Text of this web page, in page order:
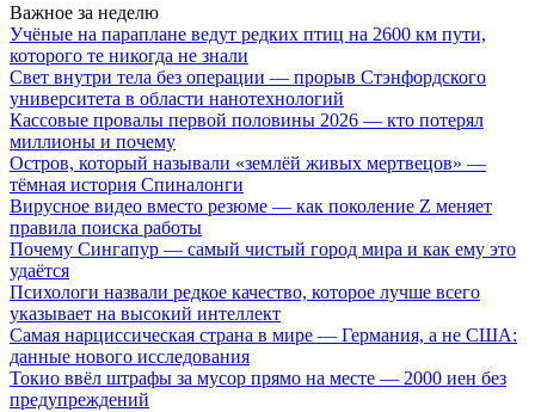
Важное за неделю
Учёные на параплане ведут редких птиц на 2600 км пути,
которого те никогда не знали
Свет внутри тела без операции — прорыв Стэнфордского
университета в области нанотехнологий
Кассовые провалы первой половины 2026 — кто потерял
миллионы и почему
Остров, который называли «землёй живых мертвецов» —
тёмная история Спиналонги
Вирусное видео вместо резюме — как поколение Z меняет
правила поиска работы
Почему Сингапур — самый чистый город мира и как ему это
удаётся
Психологи назвали редкое качество, которое лучше всего
указывает на высокий интеллект
Самая нарциссическая страна в мире — Германия, а не США:
данные нового исследования
Токио ввёл штрафы за мусор прямо на месте — 2000 иен без
предупреждений